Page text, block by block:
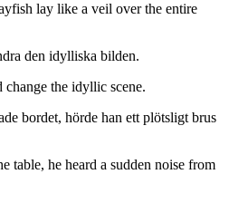
lay like a veil over the entire
den idylliska bilden.
the idyllic scene.
bordet, hörde han ett plötsligt brus
table, he heard a sudden noise from